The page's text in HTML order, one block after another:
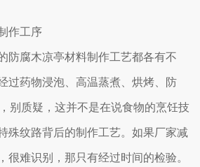
作工序
防腐木凉亭材料制作工艺都各有不
过药物浸泡、高温蒸煮、烘烤、防
别质疑，这并不是在说食物的烹饪技
殊纹路背后的制作工艺。如果厂家减
很难识别，那只有经过时间的检验。